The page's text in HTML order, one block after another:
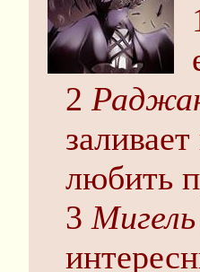
2
любить
3